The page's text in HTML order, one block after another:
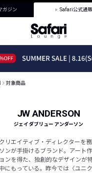
ガジン Safari公式通
対象商品
JW ANDERSON
ジェイ ダブリュー アンダーソン
リエイティブ・ディレクターを
ンが手掛けるブランド。アート
ンを得た、独創的なデザインが
にもっている。昨今では〈ユニ